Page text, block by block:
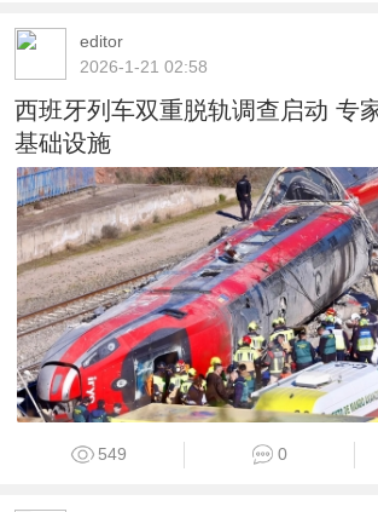
editor
2026-1-21 02:58
西班牙列车双重脱轨调查启动 专
基础设施
549 0